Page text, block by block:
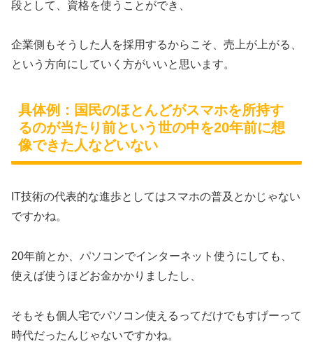
段として、資格を使うことができ、
企業側もそうした人を採用するからこそ、売上が上がる、
という方向にしていく方がいいと思います。
具体例：国民のほとんどがスマホを所持す
るのが当たり前という世の中を20年前に想
像できた人などいない
IT技術の代表的な進歩としてはスマホの普及とかじゃない
ですかね。
20年前とか、パソコンでインターネット使うにしても、
使えば使うほどお金かかりましたし、
そもそも個人宅でパソコン使えるってだけでもすげーって
時代だったんじゃないですかね。